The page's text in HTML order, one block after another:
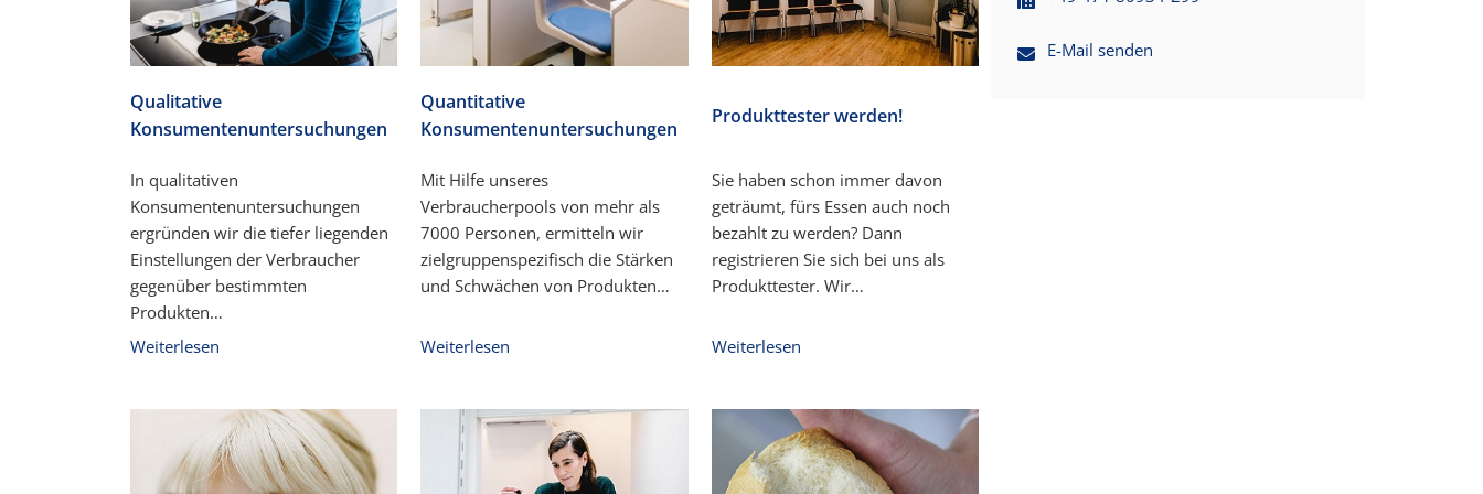
Qualitative
Konsumentenuntersuchungen
In qualitativen
Konsumentenuntersuchungen
ergründen wir die tiefer liegenden
Einstellungen der Verbraucher
gegenüber bestimmten
Produkten…
Weiterlesen
Quantitative
Konsumentenuntersuchungen
Mit Hilfe unseres
Verbraucherpools von mehr als
7000 Personen, ermitteln wir
zielgruppenspezifisch die Stärken
und Schwächen von Produkten…
Weiterlesen
Produkttester werden!
Sie haben schon immer davon
geträumt, fürs Essen auch noch
bezahlt zu werden? Dann
registrieren Sie sich bei uns als
Produkttester. Wir…
Weiterlesen
E-Mail senden